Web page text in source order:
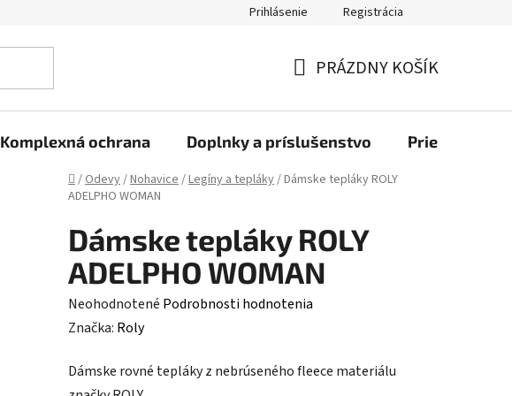
Prihlásenie Registrácia
KOŠÍK
PRÁZDNY KOŠÍK
Komplexná ochrana Doplnky a príslušenstvo Priemyselné
Domov
/Odevy/Nohavice/Legíny a tepláky/Dámske tepláky ROLY
ADELPHO WOMAN
Dámske tepláky ROLY
ADELPHO WOMAN
Priemerné
hodnotenie
je
Neohodnotené Podrobnosti hodnotenia
Značka: Roly
Dámske rovné tepláky z nebrúseného fleece materiálu